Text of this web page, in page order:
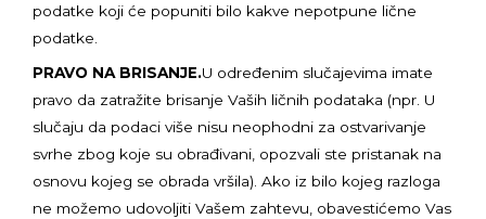
podatke koji će popuniti bilo kakve nepotpune lične
podatke.
PRAVO NA BRISANJE.U određenim slučajevima imate
pravo da zatražite brisanje Vaših ličnih podataka (npr. U
slučaju da podaci više nisu neophodni za ostvarivanje
svrhe zbog koje su obrađivani, opozvali ste pristanak na
osnovu kojeg se obrada vršila). Ako iz bilo kojeg razloga
ne možemo udovoljiti Vašem zahtevu, obavestićemo Vas